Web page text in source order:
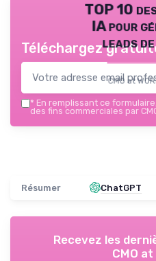
TOP 10
IA pour
leads
CMO at
Téléchargez
* En remplissant ce
des fins commerciales par
Résumer ChatGPT
Recevez les
CMO at